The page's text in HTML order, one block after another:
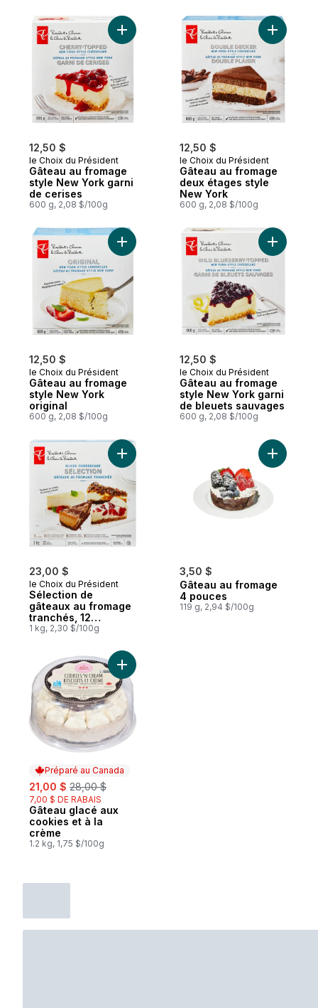
12,50 $
le Choix du Président
Gâteau au fromage
style New York garni
de cerises
600 g, 2,08 $/100g
Ajouter Gâteau au fromage style New
12,50 $
le Choix du Président
Gâteau au fromage
deux étages style
New York
600 g, 2,08 $/100g
Ajouter
12,50 $
le Choix du Président
Gâteau au fromage
style New York
original
600 g, 2,08 $/100g
Ajouter Gâteau au fromage style New
12,50 $
le Choix du Président
Gâteau au fromage
style New York garni
de bleuets sauvages
600 g, 2,08 $/100g
Ajouter
23,00 $
le Choix du Président
Sélection de
gâteaux au fromage
tranchés, 12
tranches
1 kg, 2,30 $/100g
Ajouter Sélection de gâteaux au fromage
3,50 $
Gâteau au fromage
4 pouces
119 g, 2,94 $/100g
Ajouter
Préparé au Canada
sale:
21,00 $ , formerly:
28,00 $
7,00 $ DE RABAIS
Préparé au Canada
Gâteau glacé aux
cookies et à la
crème
1.2 kg, 1,75 $/100g
Ajouter Gâteau glacé aux cookies et à la